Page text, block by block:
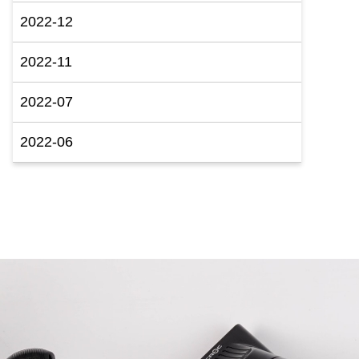
2022-12
2022-11
2022-07
2022-06